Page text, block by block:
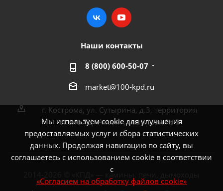
Мы используем cookie для улучшения
предоставляемых услуг и сбора статистических
данных. Продолжая навигацию по сайту, вы
соглашаетесь с использованием cookie в соответствии
с
«Согласием на обработку файлов cookie»
Наши контакты
8 (800) 600-50-07
market@100-kpd.ru
г. Кострома, ул. Сутырина, д.3, территория
около ТЦ «Аксон», павильон № 3
2014-2026 © «КПД» — камины, печи, дымоходы